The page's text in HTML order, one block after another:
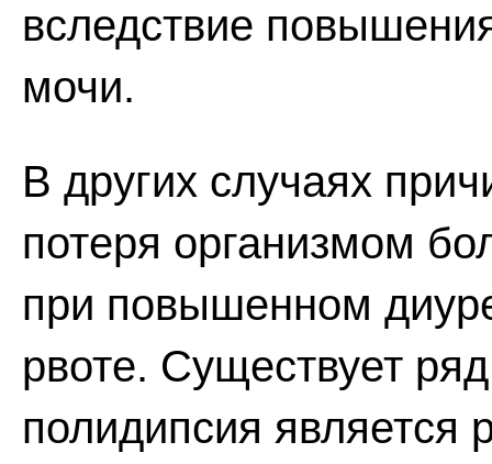
вследствие
мочи.
В других случаях
потеря организмом
при повышенном
рвоте. Существует
полидипсия является